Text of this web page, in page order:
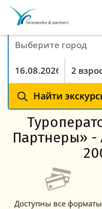
Поиск
Найти
Куда хотите поехать
Туристы
Партнеры» -
Доступны все форматы